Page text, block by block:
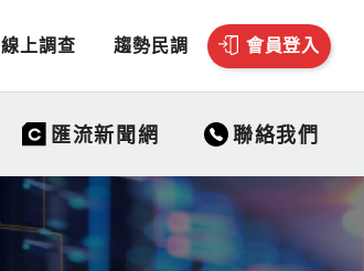
線上調查 趨勢民調 會員登入
匯流新聞網 聯絡我們